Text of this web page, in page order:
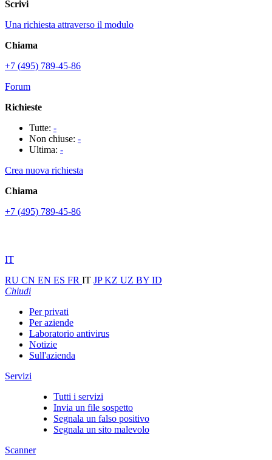
Scrivi
Una richiesta attraverso il modulo
Chiama
+7 (495) 789-45-86
Forum
Richieste
Tutte: -
Non chiuse: -
Ultima: -
Crea nuova richiesta
Chiama
+7 (495) 789-45-86
IT
RU CN EN ES FR IT JPKZ UZ BY ID
Chiudi
Per privati
Per aziende
Laboratorio antivirus
Notizie
Sull'azienda
Servizi
Tutti i servizi
Invia un file sospetto
Segnala un falso positivo
Segnala un sito malevolo
Scanner